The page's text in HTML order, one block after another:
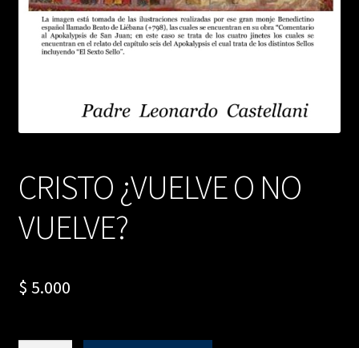
CRISTO ¿VUELVE O NO
VUELVE?
$ 5.000